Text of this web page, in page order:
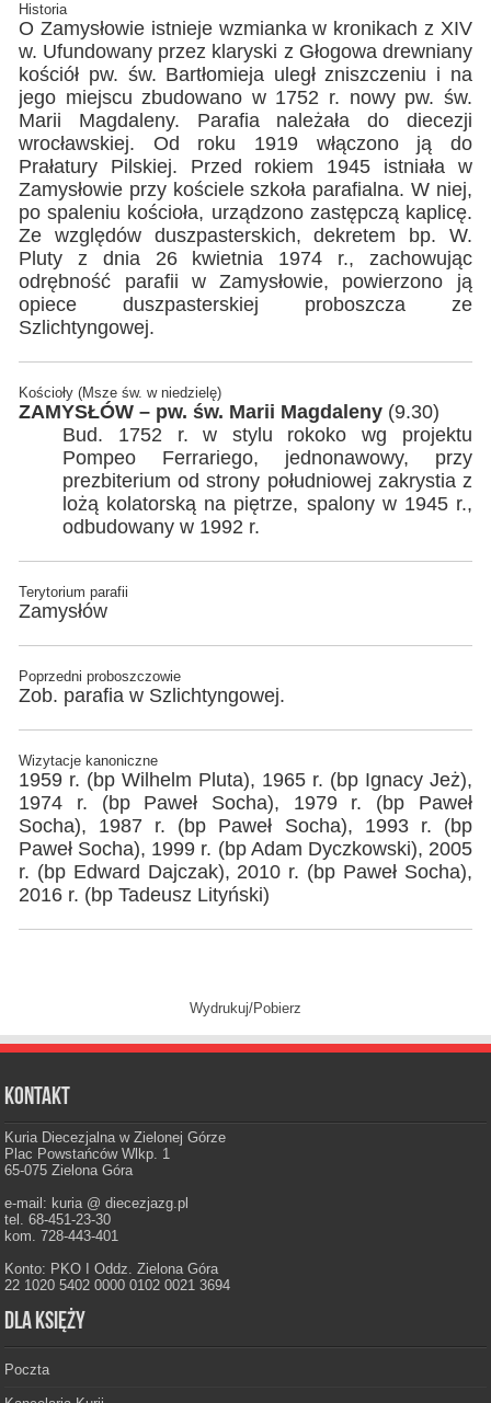
Historia
O Zamysłowie istnieje wzmianka w kronikach z XIV
w. Ufundowany przez klaryski z Głogowa drewniany
kościół pw. św. Bartłomieja uległ zniszczeniu i na
jego miejscu zbudowano w 1752 r. nowy pw. św.
Marii Magdaleny. Parafia należała do diecezji
wrocławskiej. Od roku 1919 włączono ją do
Prałatury Pilskiej. Przed rokiem 1945 istniała w
Zamysłowie przy kościele szkoła parafialna. W niej,
po spaleniu kościoła, urządzono zastępczą kaplicę.
Ze względów duszpasterskich, dekretem bp. W.
Pluty z dnia 26 kwietnia 1974 r., zachowując
odrębność parafii w Zamysłowie, powierzono ją
opiece duszpasterskiej proboszcza ze
Szlichtyngowej.
Kościoły (Msze św. w niedzielę)
ZAMYSŁÓW – pw. św. Marii Magdaleny (9.30)
Bud. 1752 r. w stylu rokoko wg projektu
Pompeo Ferrariego, jednonawowy, przy
prezbiterium od strony południowej zakrystia z
lożą kolatorską na piętrze, spalony w 1945 r.,
odbudowany w 1992 r.
Terytorium parafii
Zamysłów
Poprzedni proboszczowie
Zob. parafia w Szlichtyngowej.
Wizytacje kanoniczne
1959 r. (bp Wilhelm Pluta), 1965 r. (bp Ignacy Jeż),
1974 r. (bp Paweł Socha), 1979 r. (bp Paweł
Socha), 1987 r. (bp Paweł Socha), 1993 r. (bp
Paweł Socha), 1999 r. (bp Adam Dyczkowski), 2005
r. (bp Edward Dajczak), 2010 r. (bp Paweł Socha),
2016 r. (bp Tadeusz Lityński)
Wydrukuj/Pobierz
Kontakt
Kuria Diecezjalna w Zielonej Górze
Plac Powstańców Wlkp. 1
65-075 Zielona Góra
e-mail: kuria @ diecezjazg.pl
tel. 68-451-23-30
kom. 728-443-401
Konto: PKO I Oddz. Zielona Góra
22 1020 5402 0000 0102 0021 3694
Dla księży
Poczta